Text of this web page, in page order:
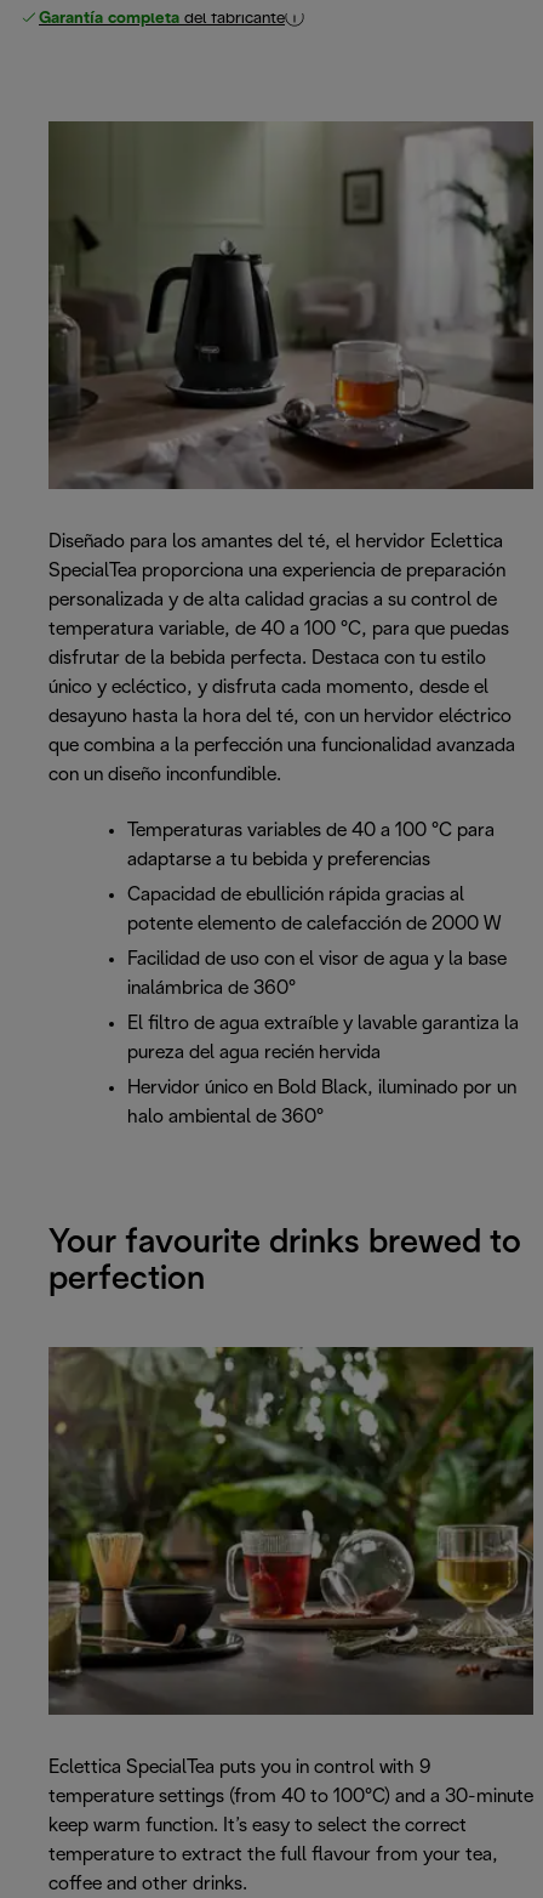
Garantía completa del fabricante
Diseñado para los amantes del té, el hervidor Eclettica
SpecialTea proporciona una experiencia de preparación
personalizada y de alta calidad gracias a su control de
temperatura variable, de 40 a 100 °C, para que puedas
disfrutar de la bebida perfecta. Destaca con tu estilo
único y ecléctico, y disfruta cada momento, desde el
desayuno hasta la hora del té, con un hervidor eléctrico
que combina a la perfección una funcionalidad avanzada
con un diseño inconfundible.
Temperaturas variables de 40 a 100 °C para
adaptarse a tu bebida y preferencias
Capacidad de ebullición rápida gracias al
potente elemento de calefacción de 2000 W
Facilidad de uso con el visor de agua y la base
inalámbrica de 360°
El filtro de agua extraíble y lavable garantiza la
pureza del agua recién hervida
Hervidor único en Bold Black, iluminado por un
halo ambiental de 360°
Your favourite drinks brewed to
perfection
Eclettica SpecialTea puts you in control with 9
temperature settings (from 40 to 100°C) and a 30-minute
keep warm function. It’s easy to select the correct
temperature to extract the full flavour from your tea,
coffee and other drinks.